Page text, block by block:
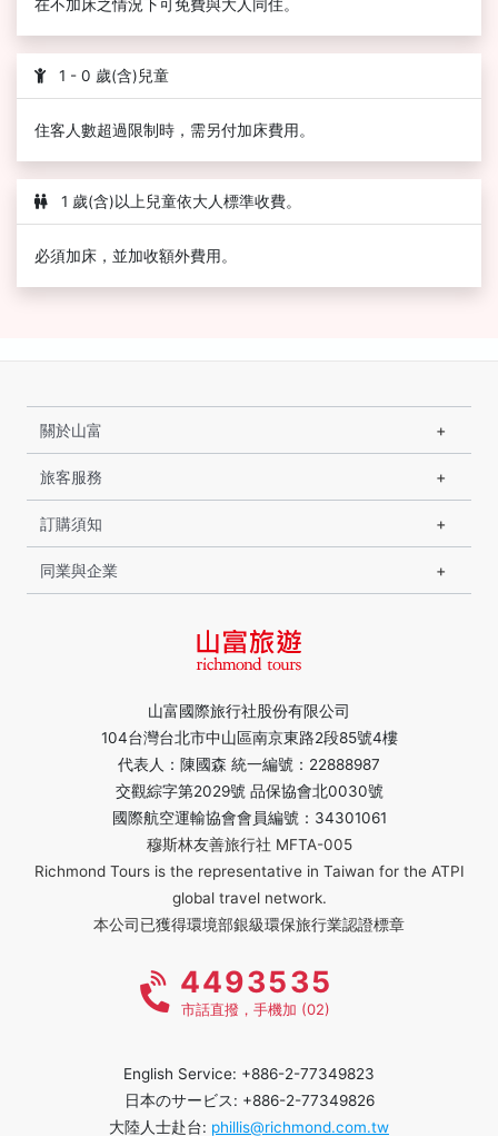
在不加床之情況下可免費與大人同住。
1 - 0 歲(含)兒童
住客人數超過限制時，需另付加床費用。
1 歲(含)以上兒童依大人標準收費。
必須加床，並加收額外費用。
山富國際旅行社股份有限公司
104台灣台北市中山區南京東路2段85號4樓
代表人：陳國森 統一編號：22888987
交觀綜字第2029號 品保協會北0030號
國際航空運輸協會會員編號：34301061
穆斯林友善旅行社 MFTA-005
Richmond Tours is the representative in Taiwan for the ATPI
global travel network.
本公司已獲得環境部銀級環保旅行業認證標章
關於山富
旅客服務
訂購須知
同業與企業
4493535
市話直撥，手機加 (02)
English Service: +886-2-77349823
日本のサービス: +886-2-77349826
大陸人士赴台: phillis@richmond.com.tw